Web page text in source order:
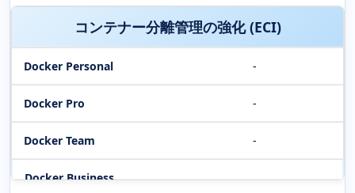
コンテナー分離管理の強化 (ECI)
-
-
-